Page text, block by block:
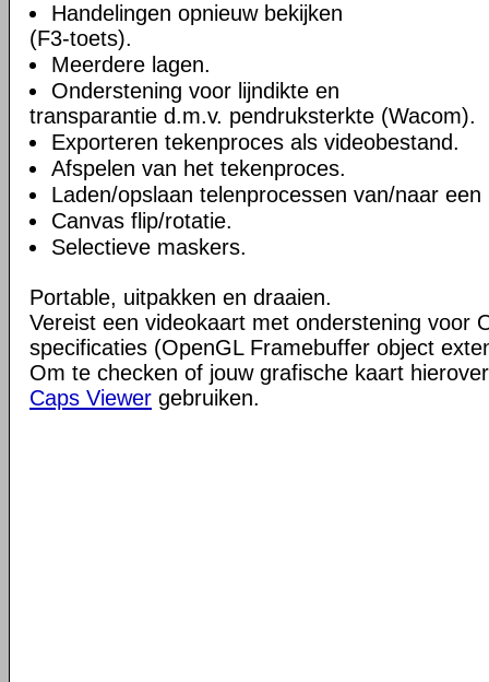
Handelingen opnieuw bekijken
(F3-toets).
Meerdere lagen.
Onderstening voor lijndikte en
transparantie d.m.v. pendruksterkte (Wacom).
Exporteren tekenproces als videobestand.
Afspelen van het tekenproces.
Laden/opslaan telenprocessen van/naar een
Canvas flip/rotatie.
Selectieve maskers.
Portable, uitpakken en draaien.
Vereist een videokaart met onderstening voor
specificaties (OpenGL Framebuffer object
Om te checken of jouw grafische kaart
Caps Viewer gebruiken.